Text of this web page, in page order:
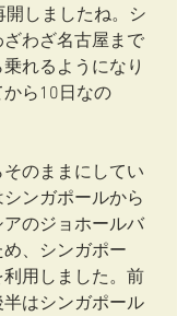
開しましたね。シ
わざ名古屋まで
れるようになり
ら10日なの
のままにしてい
ンガポールから
のジョホールバ
、シンガポー
用しました。前
はシンガポール